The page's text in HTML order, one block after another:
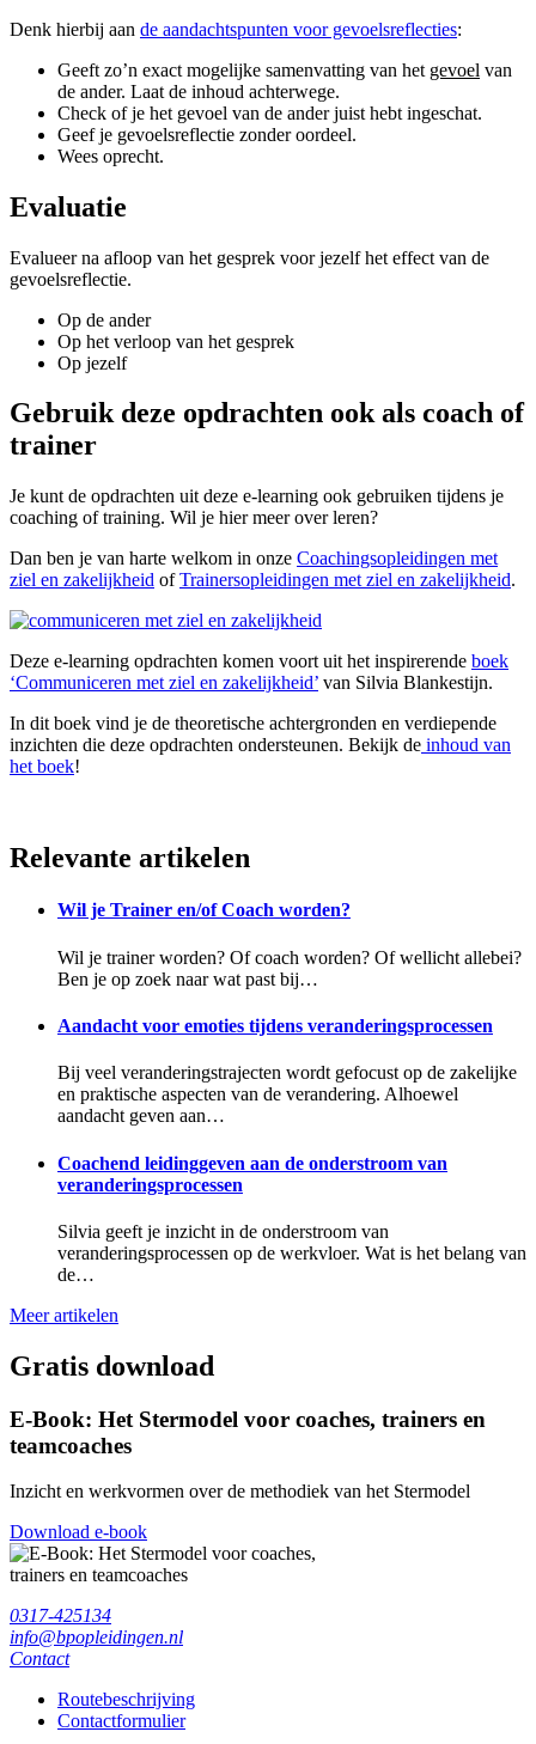
Denk hierbij aan de aandachtspunten voor gevoelsreflecties:
Geeft zo’n exact mogelijke samenvatting van het gevoel van
de ander. Laat de inhoud achterwege.
Check of je het gevoel van de ander juist hebt ingeschat.
Geef je gevoelsreflectie zonder oordeel.
Wees oprecht.
Evaluatie
Evalueer na afloop van het gesprek voor jezelf het effect van de
gevoelsreflectie.
Op de ander
Op het verloop van het gesprek
Op jezelf
Gebruik deze opdrachten ook als coach of
trainer
Je kunt de opdrachten uit deze e-learning ook gebruiken tijdens je
coaching of training. Wil je hier meer over leren?
Dan ben je van harte welkom in onze Coachingsopleidingen met
ziel en zakelijkheid ofTrainersopleidingen met ziel en zakelijkheid.
Deze e-learning opdrachten komen voort uit het inspirerende boek
‘Communiceren met ziel en zakelijkheid’ van Silvia Blankestijn.
In dit boek vind je de theoretische achtergronden en verdiepende
inzichten die deze opdrachten ondersteunen. Bekijk de inhoud van
het boek!
Relevante artikelen
Wil je Trainer en/of Coach worden?
Wil je trainer worden? Of coach worden? Of wellicht allebei?
Ben je op zoek naar wat past bij…
Aandacht voor emoties tijdens veranderingsprocessen
Bij veel veranderingstrajecten wordt gefocust op de zakelijke
en praktische aspecten van de verandering. Alhoewel
aandacht geven aan…
Coachend leidinggeven aan de onderstroom van
veranderingsprocessen
Silvia geeft je inzicht in de onderstroom van
veranderingsprocessen op de werkvloer. Wat is het belang van
de…
Meer artikelen
Gratis download
E-Book: Het Stermodel voor coaches, trainers en
teamcoaches
Inzicht en werkvormen over de methodiek van het Stermodel
Download e-book
0317-425134
info@bpopleidingen.nl
Contact
Routebeschrijving
Contactformulier